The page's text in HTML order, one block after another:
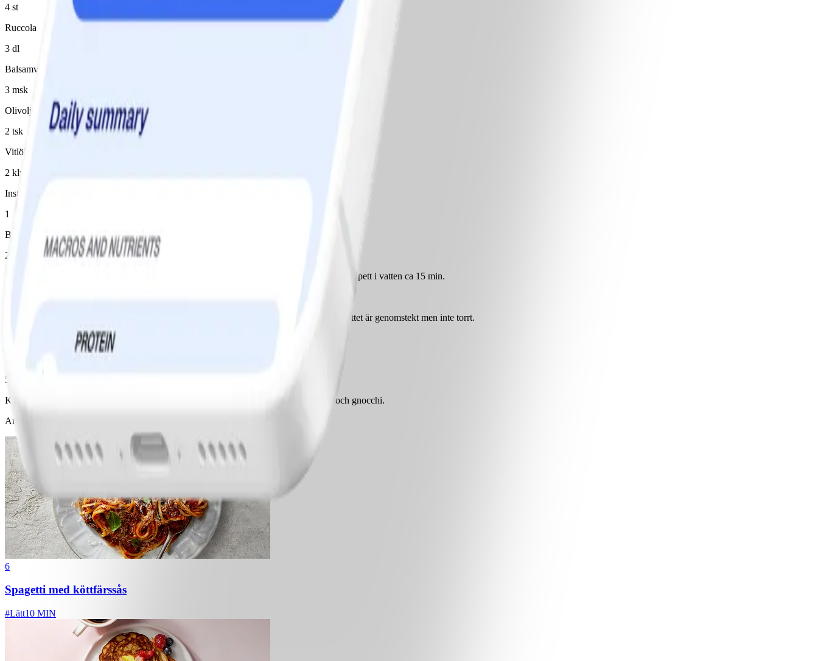
4 st
Ruccola
3 dl
Balsamvinäger
3 msk
Olivolja
2 tsk
Vitlök
2 klyfta(or), 1 msk hackad
Instruktioner
1
Blanda vinäger, olja och vitlök till marinaden.
2
Strimla steken och lägg den i en skål, häll över marinaden och låt vila i 30 min. Lägg 8 grillspett i vatten ca 15 min.
Trä upp köttet på spett, krydda med salt och peppar. Grilla på kolgrill eller i het ugn tills köttet är genomstekt men inte torrt.
5
Koka gnocchin och låt den sedan rinna av. Hacka tomater och blanda dem med sallad och gnocchi.
Andra gillade också
6
Spagetti med köttfärssås
#Lätt10 MIN